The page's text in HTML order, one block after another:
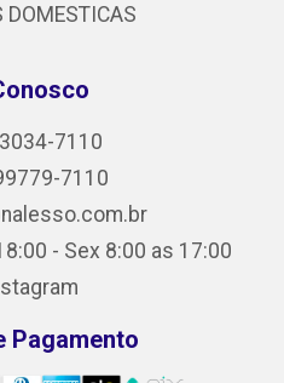
DOMESTICAS
7110
7110
- Sex 8:00 as 17:00
Pagamento